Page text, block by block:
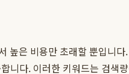
은 비용만 초래할 뿐입니
다. 이러한 키워드는 검색